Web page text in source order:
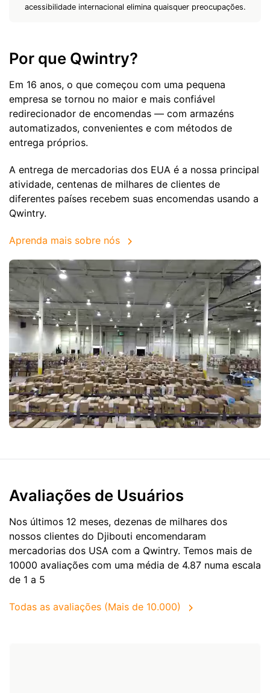
acessibilidade internacional elimina quaisquer preocupações.
Por que Qwintry?
Em 16 anos, o que começou com uma pequena
empresa se tornou no maior e mais confiável
redirecionador de encomendas — com armazéns
automatizados, convenientes e com métodos de
entrega próprios.
A entrega de mercadorias dos EUA é a nossa principal
atividade, centenas de milhares de clientes de
diferentes países recebem suas encomendas usando a
Qwintry.
Aprenda mais sobre nós
Avaliações de Usuários
Nos últimos 12 meses, dezenas de milhares dos
nossos clientes do Djibouti encomendaram
mercadorias dos USA com a Qwintry. Temos mais de
10000 avaliações com uma média de 4.87 numa escala
de 1 a 5
Todas as avaliações (Mais de 10.000)